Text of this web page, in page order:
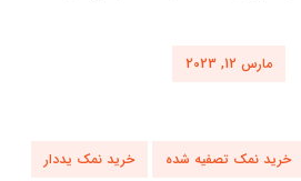
مارس 12, 2023
خرید نمک تصفیه شده خرید نمک یددار